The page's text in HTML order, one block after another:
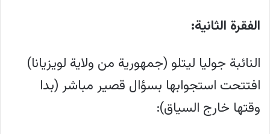
الفقرة الثانية:
النائبة جوليا ليتلو (جمهورية من ولاية لويزيانا)
افتتحت استجوابها بسؤال قصير مباشر (بدا
وقتها خارج السياق):